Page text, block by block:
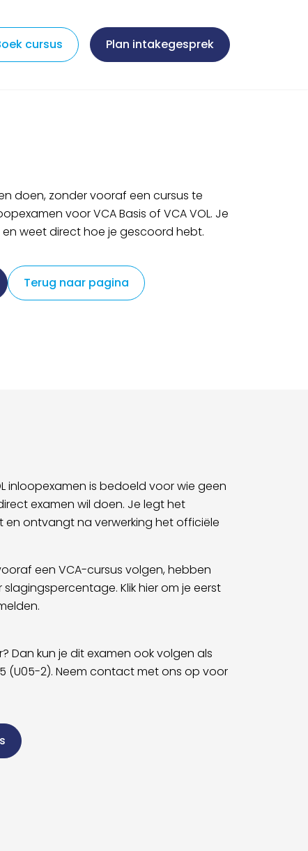
cursus Plan intakegesprek
doen, zonder vooraf een cursus te
voor VCA Basis of VCA VOL. Je
weet direct hoe je gescoord hebt.
Terug naar pagina
inloopexamen is bedoeld voor wie geen
examen wil doen. Je legt het
ontvangt na verwerking het officiële
een VCA-cursus volgen, hebben
Klik hier om je eerst
Dan kun je dit examen ook volgen als
(U05-2). Neem contact met ons op voor